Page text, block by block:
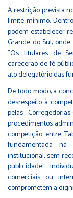
A restrição prevista
limite mínimo.
podem estabelecer
Grande do Sul,
"Os titulares de
carecerão de fé
ato delegatório das
De todo modo, a
desrespeito à
pelas
procedimentos
competição entre
fundamentada
institucional, sem
publicidade
comerciais ou
comprometem a